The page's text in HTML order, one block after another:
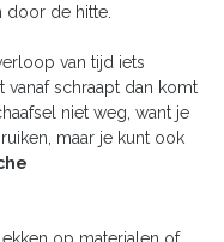
door de hitte.
van tijd iets
vanaf schraapt dan komt
niet weg, want je
maar je kunt ook
op materialen of